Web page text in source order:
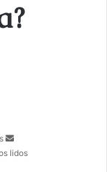
m
lidos